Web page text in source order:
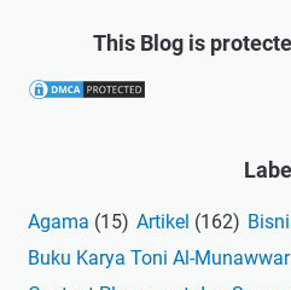
This Blog is
Label
Agama (15) Artikel (162)
Buku Karya Toni Al-Munawwar